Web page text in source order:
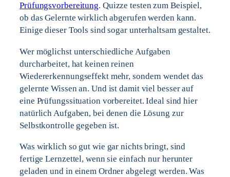
Prüfungsvorbereitung. Quizze testen zum Beispiel,
ob das Gelernte wirklich abgerufen werden kann.
Einige dieser Tools sind sogar unterhaltsam gestaltet.
Wer möglichst unterschiedliche Aufgaben
durcharbeitet, hat keinen reinen
Wiedererkennungseffekt mehr, sondern wendet das
gelernte Wissen an. Und ist damit viel besser auf
eine Prüfungssituation vorbereitet. Ideal sind hier
natürlich Aufgaben, bei denen die Lösung zur
Selbstkontrolle gegeben ist.
Was wirklich so gut wie gar nichts bringt, sind
fertige Lernzettel, wenn sie einfach nur herunter
geladen und in einem Ordner abgelegt werden. Was